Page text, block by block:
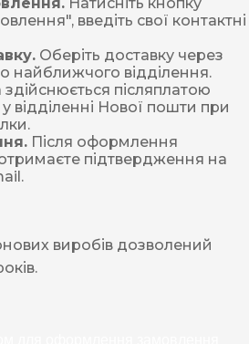
введіть свої контактні
Оберіть доставку через
найближчого відділення.
післяплатою
відділенні Нової пошти при
Після оформлення
підтвердження на
виробів дозволений